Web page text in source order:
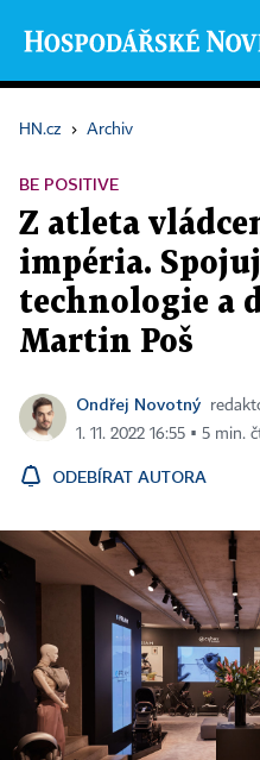
HN.cz › Archiv
BE POSITIVE
Z atleta
impéria.
technologie a
Martin Poš
Ondřej Novotný
1. 11. 2022 16:55 ▪ 5 min.
ODEBÍRAT AUTORA